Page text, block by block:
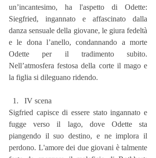
un’incantesimo, ha l'aspetto di Odette:
Siegfried, ingannato e affascinato dalla
danza sensuale della giovane, le giura fedeltà
e le dona l’anello, condannando a morte
Odette per il tradimento subito.
Nell’atmosfera festosa della corte il mago e
la figlia si dileguano ridendo.
IV scena
Sigfried capisce di essere stato ingannato e
fugge verso il lago, dove Odette sta
piangendo il suo destino, e ne implora il
perdono. L'amore dei due giovani è talmente